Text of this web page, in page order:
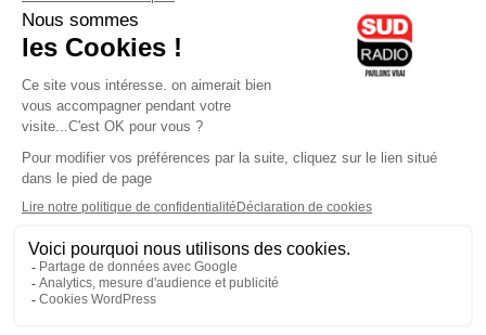
lyoncapitale.fr
olympique-et-lyonnais.com
L'application Iphone / Android
Téléchargez l'application
Les cookies
Gestion des cookies
Crédit photos : ©Sud Radio / Pierre Olivier